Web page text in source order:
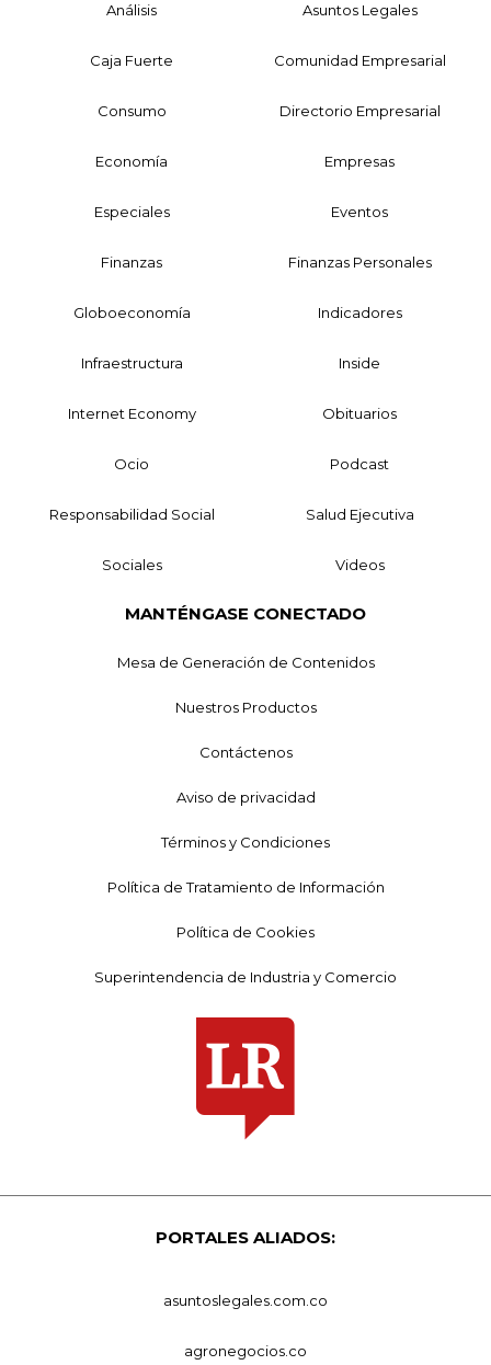
Análisis Asuntos Legales
Caja Fuerte Comunidad Empresarial
Consumo Directorio Empresarial
Economía Empresas
Especiales Eventos
Finanzas Finanzas Personales
Globoeconomía Indicadores
Infraestructura Inside
Internet Economy Obituarios
Ocio Podcast
Responsabilidad Social Salud Ejecutiva
Sociales Videos
MANTÉNGASE CONECTADO
Mesa de Generación de Contenidos
Nuestros Productos
Contáctenos
Aviso de privacidad
Términos y Condiciones
Política de Tratamiento de Información
Política de Cookies
Superintendencia de Industria y Comercio
PORTALES ALIADOS:
asuntoslegales.com.co
agronegocios.co